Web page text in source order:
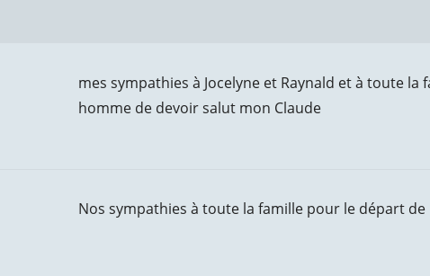
mes sympathies à Jocelyne et Raynald et à toute
homme de devoir salut mon Claude
Nos sympathies à toute la famille pour le départ de